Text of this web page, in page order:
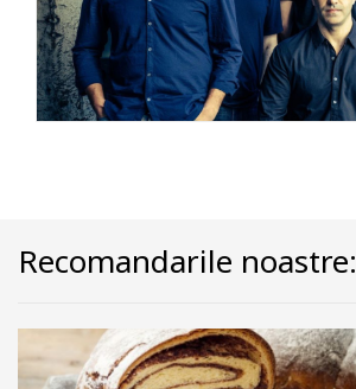
Recomandarile noastre: